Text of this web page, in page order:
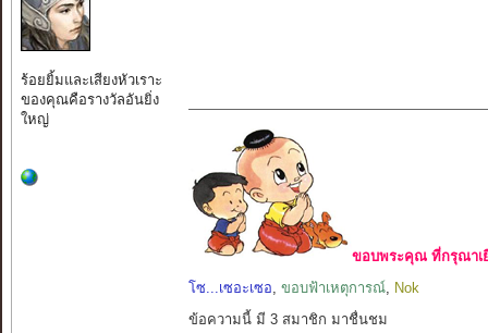
ร้อยยิ้มและเสียงหัวเราะ
ของคุณคือรางวัลอันยิ่ง
ใหญ่
ขอบพระคุณ ที่กรุณาเ
โซ...เซอะเซอ ขอบฟ้าเหตุการณ์, Nok
ข้อความนี้ มี 3 สมาชิก มาชื่นชม